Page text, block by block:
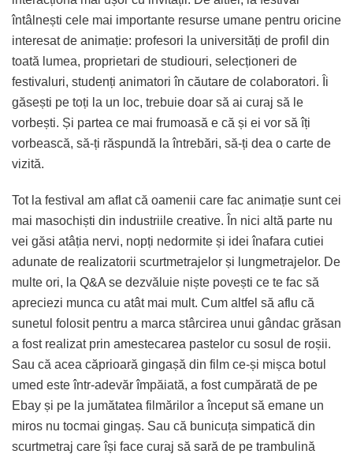
întâlnești cele mai importante resurse umane pentru oricine
interesat de animație: profesori la universități de profil din
toată lumea, proprietari de studiouri, selecționeri de
festivaluri, studenți animatori în căutare de colaboratori. Îi
găsești pe toți la un loc, trebuie doar să ai curaj să le
vorbești. Și partea ce mai frumoasă e că și ei vor să îți
vorbească, să-ți răspundă la întrebări, să-ți dea o carte de
vizită.
Tot la festival am aflat că oamenii care fac animație sunt cei
mai masochiști din industriile creative. În nici altă parte nu
vei găsi atâția nervi, nopți nedormite și idei înafara cutiei
adunate de realizatorii scurtmetrajelor și lungmetrajelor. De
multe ori, la Q&A se dezvăluie niște povești ce te fac să
apreciezi munca cu atât mai mult. Cum altfel să aflu că
sunetul folosit pentru a marca stârcirea unui gândac grăsan
a fost realizat prin amestecarea pastelor cu sosul de roșii.
Sau că acea căprioară gingașă din film ce-și mișca botul
umed este într-adevăr împăiată, a fost cumpărată de pe
Ebay și pe la jumătatea filmărilor a început să emane un
miros nu tocmai gingaș. Sau că bunicuța simpatică din
scurtmetraj care își face curaj să sară de pe trambulină